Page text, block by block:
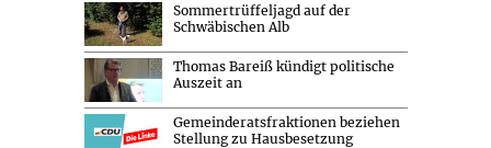
Sommertrüffeljagd auf der
Schwäbischen Alb
Thomas Bareiß kündigt politische
Auszeit an
Gemeinderatsfraktionen beziehen
Stellung zu Hausbesetzung